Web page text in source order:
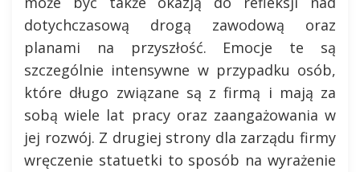
dotychczasową drogą zawodową oraz
planami na przyszłość. Emocje te są
szczególnie intensywne w przypadku osób,
które długo związane są z firmą i mają za
sobą wiele lat pracy oraz zaangażowania w
jej rozwój. Z drugiej strony dla zarządu firmy
wręczenie statuetki to sposób na wyrażenie